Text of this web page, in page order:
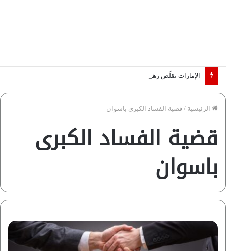
الرئيسية / قضية الفساد الكبرى باسوان
قضية الفساد الكبرى
باسوان